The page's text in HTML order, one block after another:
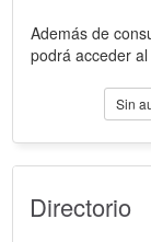
Además de
podrá acceder
Sin
Directorio